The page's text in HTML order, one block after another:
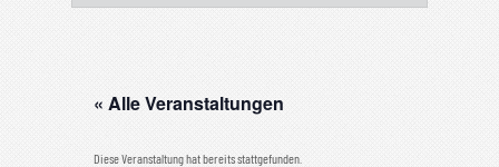
« Alle Veranstaltungen
Diese Veranstaltung hat bereits stattgefunden.